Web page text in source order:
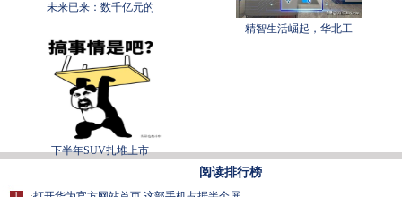
未来已来：数千亿元的
精智生活崛起，华北工
下半年SUV扎堆上市
阅读排行榜